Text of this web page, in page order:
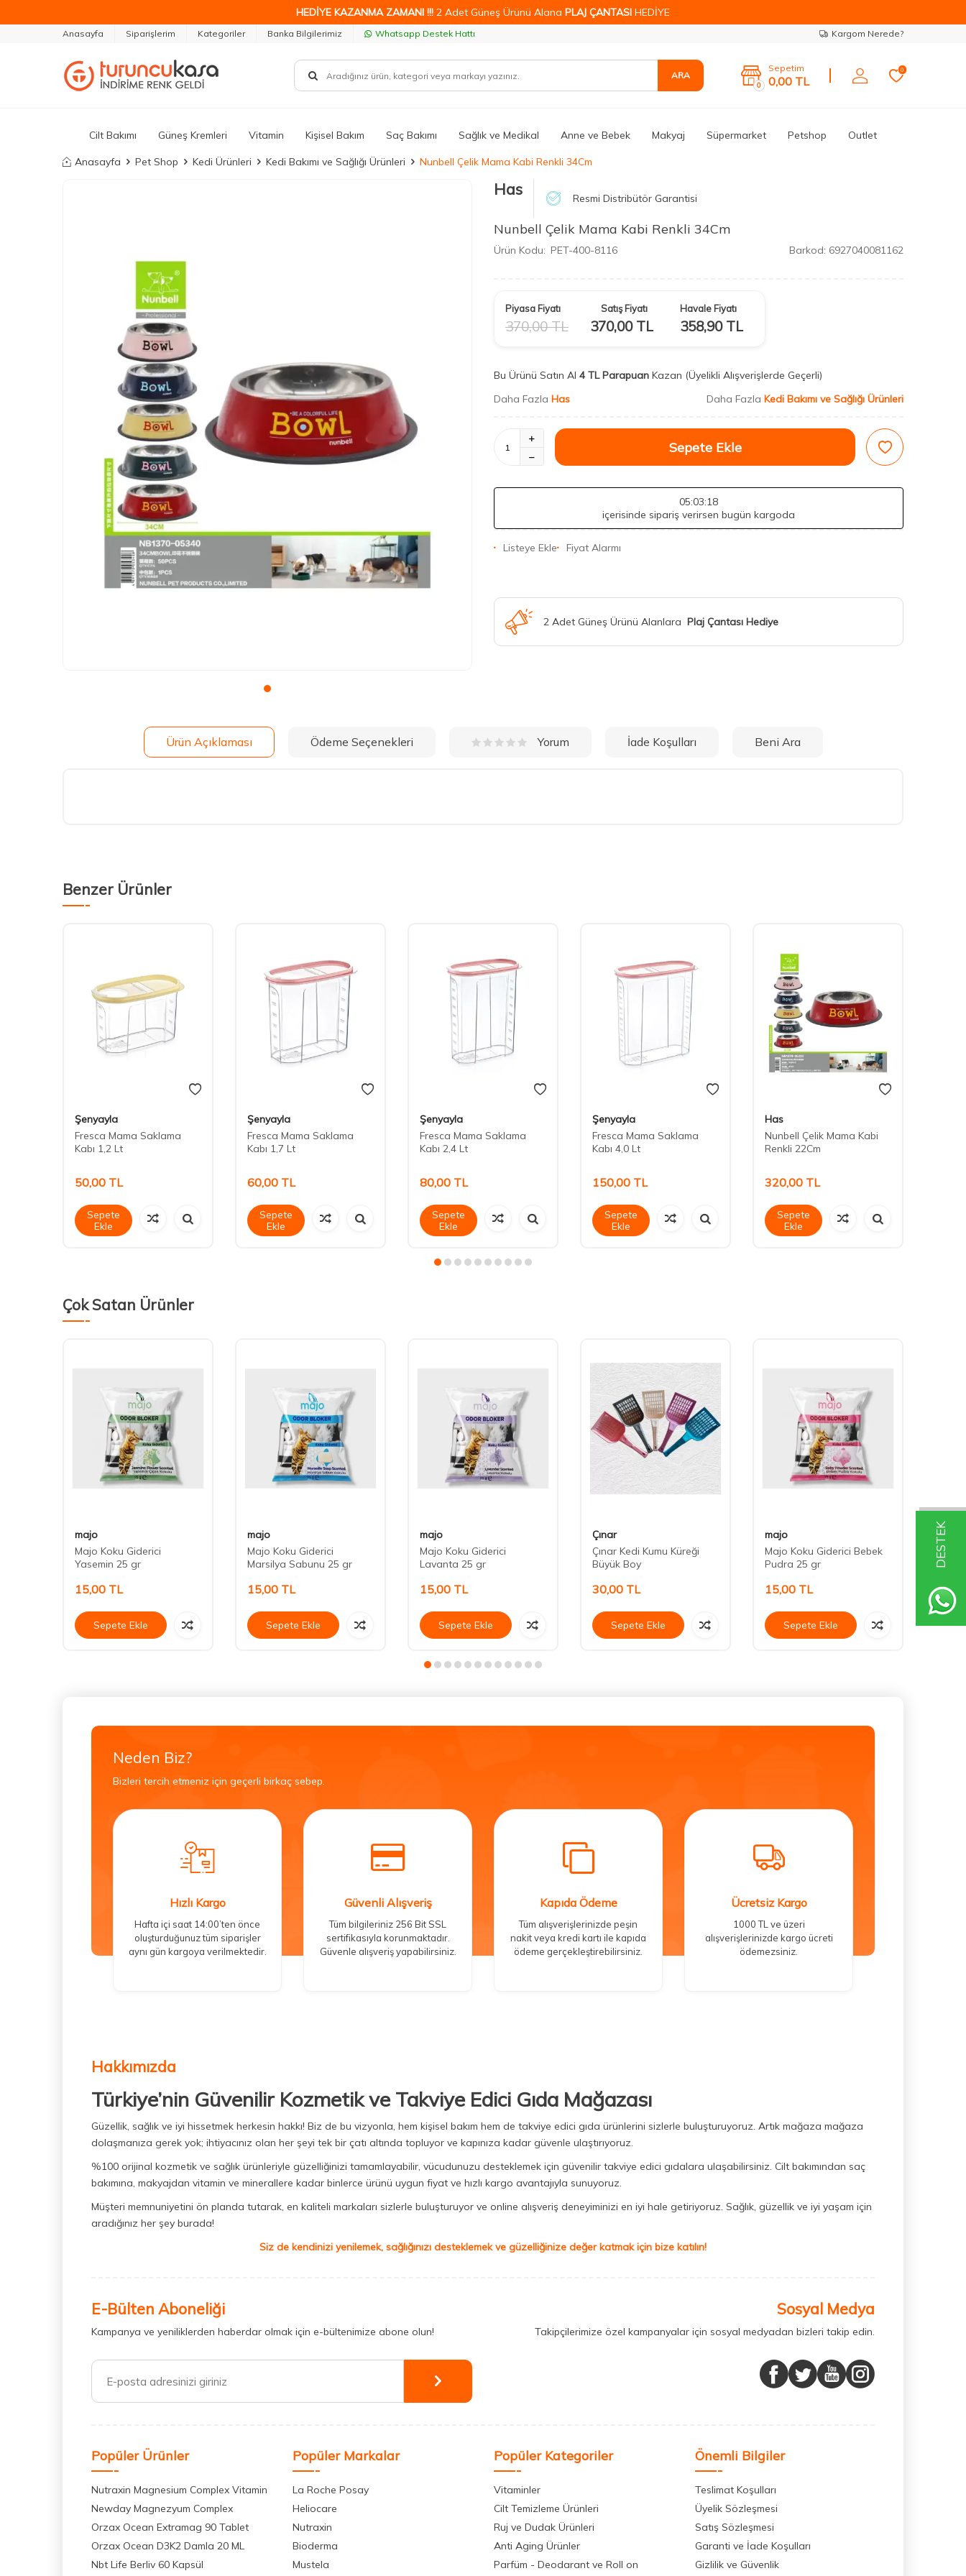
DESTEK
HEDİYE KAZANMA ZAMANI !!! 2 Adet Güneş Ürünü Alana PLAJ ÇANTASI HEDİYE
Anasayfa Siparişlerim Kategoriler Banka Bilgilerimiz Whatsapp Destek Hattı Kargom Nerede?
ARA
0
Sepetim
0,00 TL
0
Cilt Bakımı Güneş Kremleri Vitamin Kişisel Bakım Saç Bakımı Sağlık ve Medikal Anne ve Bebek Makyaj Süpermarket Petshop Outlet
Anasayfa Pet Shop Kedi Ürünleri Kedi Bakımı ve Sağlığı Ürünleri Nunbell Çelik Mama Kabi Renkli 34Cm
Has Resmi Distribütör Garantisi
Nunbell Çelik Mama Kabi Renkli 34Cm
Ürün Kodu: PET-400-8116 Barkod: 6927040081162
Piyasa Fiyatı
370,00TL
Satış Fiyatı
370,00TL
Havale Fiyatı
358,90TL
Bu Ürünü Satın Al 4 TL Parapuan Kazan (Üyelikli Alışverişlerde Geçerli)
Daha Fazla Has Daha Fazla Kedi Bakımı ve Sağlığı Ürünleri
Sepete Ekle
05:03:17
içerisinde sipariş verirsen bugün kargoda
Listeye Ekle Fiyat Alarmı
2 Adet Güneş Ürünü Alanlara Plaj Çantası Hediye
Ürün Açıklaması Ödeme Seçenekleri Yorum İade Koşulları Beni Ara
Benzer Ürünler
Şenyayla
Fresca Mama Saklama
Kabı 1,2 Lt
50,00 TL
Sepete
Ekle
Şenyayla
Fresca Mama Saklama
Kabı 1,7 Lt
60,00 TL
Sepete
Ekle
Şenyayla
Fresca Mama Saklama
Kabı 2,4 Lt
80,00 TL
Sepete
Ekle
Şenyayla
Fresca Mama Saklama
Kabı 4,0 Lt
150,00 TL
Sepete
Ekle
Has
Nunbell Çelik Mama Kabi
Renkli 22Cm
320,00 TL
Sepete
Ekle
Çok Satan Ürünler
majo
Majo Koku Giderici
Yasemin 25 gr
15,00 TL
Sepete Ekle
majo
Majo Koku Giderici
Marsilya Sabunu 25 gr
15,00 TL
Sepete Ekle
majo
Majo Koku Giderici
Lavanta 25 gr
15,00 TL
Sepete Ekle
Çınar
Çınar Kedi Kumu Küreği
Büyük Boy
30,00 TL
Sepete Ekle
majo
Majo Koku Giderici Bebek
Pudra 25 gr
15,00 TL
Sepete Ekle
majo
Majo
25 gr
Neden Biz?
Bizleri tercih etmeniz için geçerli birkaç sebep.
Hızlı Kargo
Hafta içi saat 14:00’ten önce
oluşturduğunuz tüm siparişler
aynı gün kargoya verilmektedir.
Güvenli Alışveriş
Tüm bilgileriniz 256 Bit SSL
sertifikasıyla korunmaktadır.
Güvenle alışveriş yapabilirsiniz.
Kapıda Ödeme
Tüm alışverişlerinizde peşin
nakit veya kredi kartı ile kapıda
ödeme gerçekleştirebilirsiniz.
Ücretsiz Kargo
1000 TL ve üzeri
alışverişlerinizde kargo ücreti
ödemezsiniz.
Hakkımızda
Türkiye’nin Güvenilir Kozmetik ve Takviye Edici Gıda Mağazası
Güzellik, sağlık ve iyi hissetmek herkesin hakkı! Biz de bu vizyonla, hem kişisel bakım hem de takviye edici gıda ürünlerini sizlerle buluşturuyoruz. Artık mağaza mağaza
dolaşmanıza gerek yok; ihtiyacınız olan her şeyi tek bir çatı altında topluyor ve kapınıza kadar güvenle ulaştırıyoruz.
%100 orijinal kozmetik ve sağlık ürünleriyle güzelliğinizi tamamlayabilir, vücudunuzu desteklemek için güvenilir takviye edici gıdalara ulaşabilirsiniz. Cilt bakımından saç
bakımına, makyajdan vitamin ve minerallere kadar binlerce ürünü uygun fiyat ve hızlı kargo avantajıyla sunuyoruz.
Müşteri memnuniyetini ön planda tutarak, en kaliteli markaları sizlerle buluşturuyor ve online alışveriş deneyiminizi en iyi hale getiriyoruz. Sağlık, güzellik ve iyi yaşam için
aradığınız her şey burada!
Siz de kendinizi yenilemek, sağlığınızı desteklemek ve güzelliğinize değer katmak için bize katılın!
E-Bülten Aboneliği
Kampanya ve yeniliklerden haberdar olmak için e-bültenimize abone olun!
Sosyal Medya
Takipçilerimize özel kampanyalar için sosyal medyadan bizleri takip edin.
Popüler Ürünler
Nutraxin Magnesium Complex Vitamin
Newday Magnezyum Complex
Orzax Ocean Extramag 90 Tablet
Orzax Ocean D3K2 Damla 20 ML
Nbt Life Berliv 60 Kapsül
Popüler Markalar
La Roche Posay
Heliocare
Nutraxin
Bioderma
Mustela
Popüler Kategoriler
Vitaminler
Cilt Temizleme Ürünleri
Ruj ve Dudak Ürünleri
Anti Aging Ürünler
Parfüm - Deodarant ve Roll on
Önemli Bilgiler
Teslimat Koşulları
Üyelik Sözleşmesi
Satış Sözleşmesi
Garanti ve İade Koşulları
Gizlilik ve Güvenlik